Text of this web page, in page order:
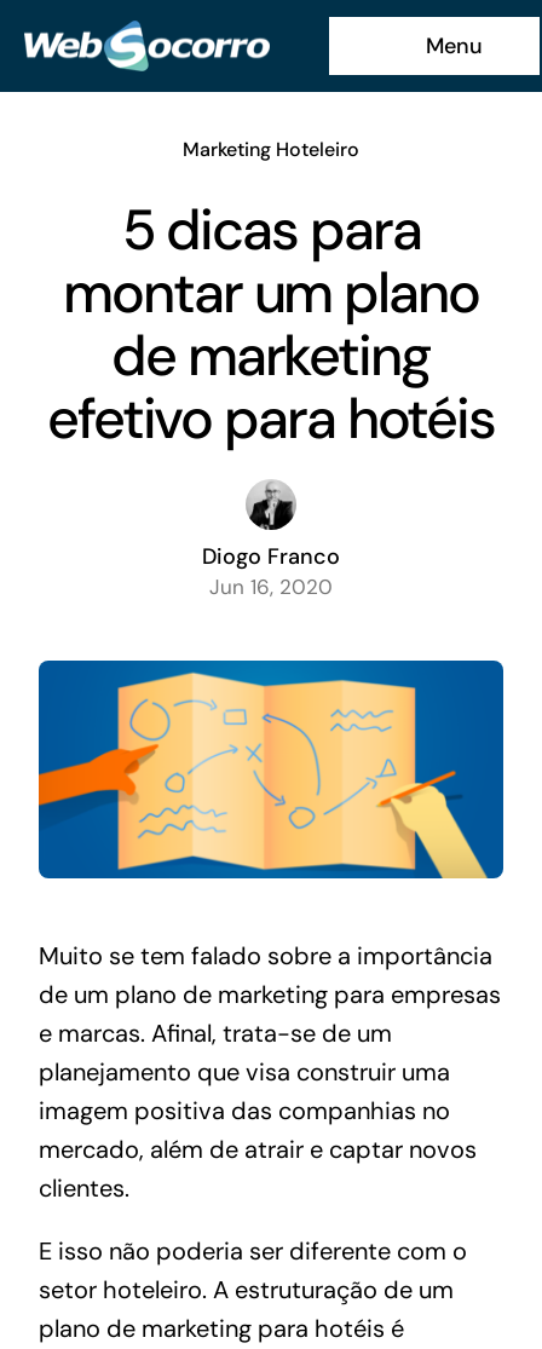
para
o
Menu
Marketing Hoteleiro
5 dicas para
montar um plano
de marketing
efetivo para hotéis
Diogo Franco
Jun 16, 2020
Muito se tem falado sobre a importância
de um plano de marketing para empresas
e marcas. Afinal, trata-se de um
planejamento que visa construir uma
imagem positiva das companhias no
mercado, além de atrair e captar novos
clientes.
E isso não poderia ser diferente com o
setor hoteleiro. A estruturação de um
plano de marketing para hotéis é